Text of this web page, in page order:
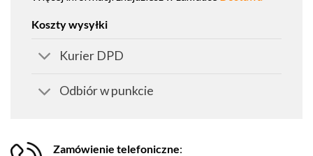
Koszty wysyłki
Kurier DPD
Odbiór w punkcie
Zamówienie telefoniczne: